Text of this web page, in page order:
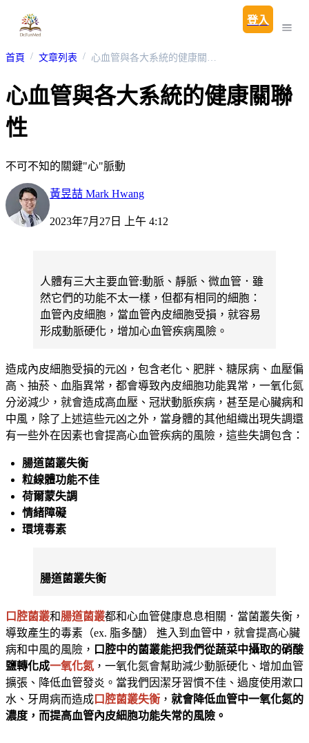
登入
首頁 文章列表 心血管與各大系統的健康關聯性
心血管與各大系統的健康關聯
性
不可不知的關鍵"心"脈動
黃昱喆 Mark Hwang
2023年7月27日 上午 4:12
人體有三大主要血管:動脈、靜脈、微血管．雖
然它們的功能不太一樣，但都有相同的細胞：
血管內皮細胞，當血管內皮細胞受損，就容易
形成動脈硬化，增加心血管疾病風險。
造成內皮細胞受損的元凶，包含老化、肥胖、糖尿病、血壓偏
高、抽菸、血脂異常，都會導致內皮細胞功能異常，一氧化氮
分泌減少，就會造成高血壓、冠狀動脈疾病，甚至是心臟病和
中風，除了上述這些元凶之外，當身體的其他組織出現失調還
有一些外在因素也會提高心血管疾病的風險，這些失調包含：
腸道菌叢失衡
粒線體功能不佳
荷爾蒙失調
情緒障礙
環境毒素
腸道菌叢失衡
口腔菌叢和腸道菌叢都和心血管健康息息相關．當菌叢失衡，
導致產生的毒素（ex. 脂多醣） 進入到血管中，就會提高心臟
病和中風的風險， 口腔中的菌叢能把我們從蔬菜中攝取的硝酸
鹽轉化成一氧化氮 ，一氧化氮會幫助減少動脈硬化、增加血管
擴張、降低血管發炎。當我們因潔牙習慣不佳、過度使用漱口
水、牙周病而造成 口腔菌叢失衡 ， 就會降低血管中一氧化氮的
濃度，而提高血管內皮細胞功能失常的風險。